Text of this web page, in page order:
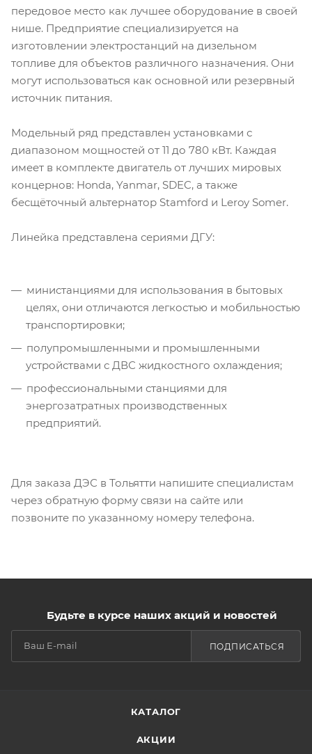
передовое место как лучшее оборудование в своей
нише. Предприятие специализируется на
изготовлении электростанций на дизельном
топливе для объектов различного назначения. Они
могут использоваться как основной или резервный
источник питания.
Модельный ряд представлен установками с
диапазоном мощностей от 11 до 780 кВт. Каждая
имеет в комплекте двигатель от лучших мировых
концернов: Honda, Yanmar, SDEC, а также
бесщёточный альтернатор Stamford и Leroy Somer.
Линейка представлена сериями ДГУ:
министанциями для использования в бытовых
целях, они отличаются легкостью и мобильностью
транспортировки;
полупромышленными и промышленными
устройствами с ДВС жидкостного охлаждения;
профессиональными станциями для
энергозатратных производственных
предприятий.
Для заказа ДЭС в Тольятти напишите специалистам
через обратную форму связи на сайте или
позвоните по указанному номеру телефона.
Будьте в курсе наших акций и новостей
ПОДПИСАТЬСЯ
КАТАЛОГ
АКЦИИ